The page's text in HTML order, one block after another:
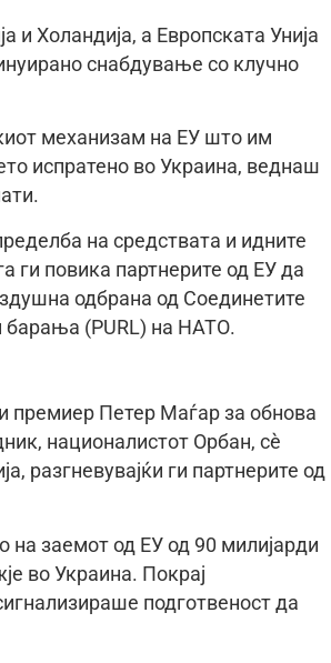
и Холандија, а Европската Унија
снабдување со клучно
механизам на ЕУ што им
испратено во Украина, веднаш
на средствата и идните
ги повика партнерите од ЕУ да
одбрана од Соединетите
барања (PURL) на НАТО.
премиер Петер Маѓар за обнова
националистот Орбан, сè
разгневувајќи ги партнерите од
на заемот од ЕУ од 90 милијарди
во Украина. Покрај
подготвеност да